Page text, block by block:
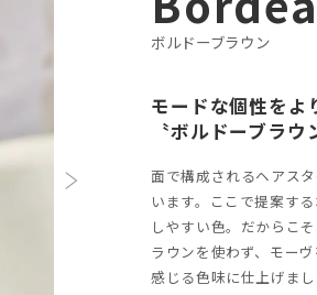
ボルドーブラウン
モードな個性をよ
〝ボルドーブラウ
面で構成されるヘアス
います。ここで提案す
しやすい色。だからこ
ラウンを使わず、モー
感じる色味に仕上げまし